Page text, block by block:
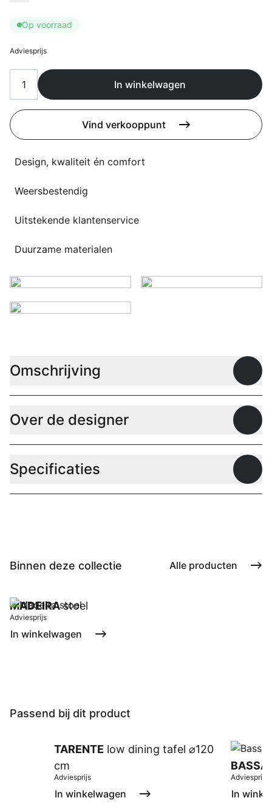
Flagship stores
Contact
3D modellen
Support
Nieuws
Taalkeuze
Op voorraad
Adviesprijs
In winkelwagen
Vind verkooppunt
Design, kwaliteit én comfort
Weersbestendig
Uitstekende klantenservice
Duurzame materialen
Omschrijving
Over de designer
Specificaties
Binnen deze collectie Alle producten
MADEIRAstoel
Adviesprijs
In winkelwagen
Passend bij dit product
TARENTE low dining tafel ⌀120
cm
Adviesprijs
In winkelwagen
Adviesprijs
In